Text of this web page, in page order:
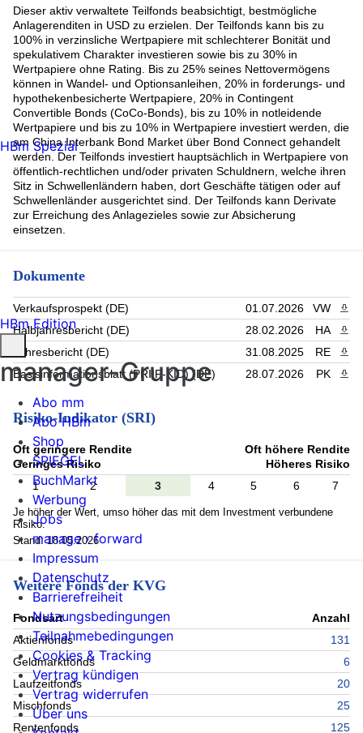
Dieser aktiv verwaltete Teilfonds beabsichtigt, bestmögliche
Anlagerenditen in USD zu erzielen. Der Teilfonds kann bis zu
100% in verzinsliche Wertpapiere mit schlechterer Bonität und
spekulativem Charakter investieren sowie bis zu 30% in
Wertpapiere ohne Rating. Bis zu 25% seines Nettovermögens
können in Wandel- und Optionsanleihen, 20% in forderungs- und
hypothekenbesicherte Wertpapiere, 20% in Contingent
Convertible Bonds (CoCo-Bonds), bis zu 10% in notleidende
Wertpapiere und bis zu 10% in Wertpapiere investiert werden, die
am China Interbank Bond Market über Bond Connect gehandelt
werden. Der Teilfonds investiert hauptsächlich in Wertpapiere von
öffentlich-rechtlichen und/oder privaten Schuldnern, welche ihren
Sitz in Schwellenländern haben, dort Geschäfte tätigen oder auf
Schwellenländer ausgerichtet sind. Der Teilfonds kann Derivate
zur Erreichung des Anlagezieles sowie zur Absicherung
einsetzen.
Dokumente
Verkaufsprospekt (DE) 01.07.2026 VW
Halbjahresbericht (DE)
28.02.2026 HA
Jahresbericht (DE)
31.08.2025 RE
Basisinformationsblatt (PRIIP-KID) (DE)
28.07.2026 PK
Risiko-Indikator (SRI)
Oft geringere Rendite
Geringes Risiko
Oft höhere Rendite
Höheres Risiko
1
2 3 4 5 6 7
Je höher der Wert, umso höher das mit dem Investment verbundene
Risiko.
Stand: 18.05.2026
Weitere Fonds der KVG
Fondsart
Anzahl
Aktienfonds
131
Geldmarktfonds
6
Laufzeitfonds
20
Mischfonds
25
Rentenfonds
125
HBm Spezial
HBm Edition
manager-Gruppe
Abo mm
Abo HBm
Shop
SPIEGEL
BuchMarkt
Werbung
Jobs
manage › forward
Impressum
Datenschutz
Barrierefreiheit
Nutzungsbedingungen
Teilnahmebedingungen
Cookies & Tracking
Vertrag kündigen
Vertrag widerrufen
Über uns